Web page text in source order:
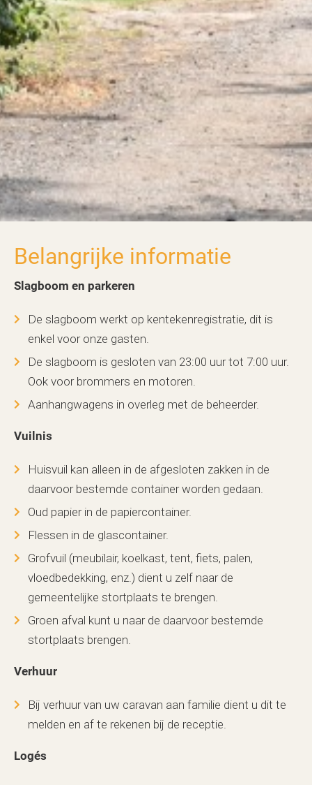
Belangrijke informatie
Slagboom en parkeren
De slagboom werkt op kentekenregistratie, dit is
enkel voor onze gasten.
De slagboom is gesloten van 23:00 uur tot 7:00 uur.
Ook voor brommers en motoren.
Aanhangwagens in overleg met de beheerder.
Vuilnis
Huisvuil kan alleen in de afgesloten zakken in de
daarvoor bestemde container worden gedaan.
Oud papier in de papiercontainer.
Flessen in de glascontainer.
Grofvuil (meubilair, koelkast, tent, fiets, palen,
vloedbedekking, enz.) dient u zelf naar de
gemeentelijke stortplaats te brengen.
Groen afval kunt u naar de daarvoor bestemde
stortplaats brengen.
Verhuur
Bij verhuur van uw caravan aan familie dient u dit te
melden en af te rekenen bij de receptie.
Logés